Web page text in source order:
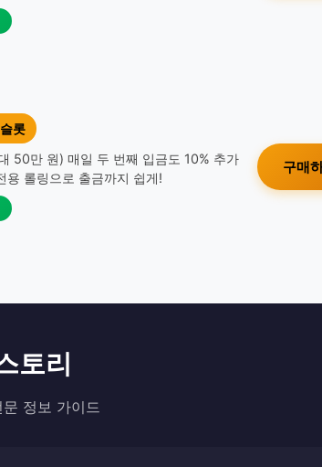
롯
50만 원) 매일 두 번째 입금도 10% 추가
용 롤링으로 출금까지 쉽게!
구매
토리
정보 가이드